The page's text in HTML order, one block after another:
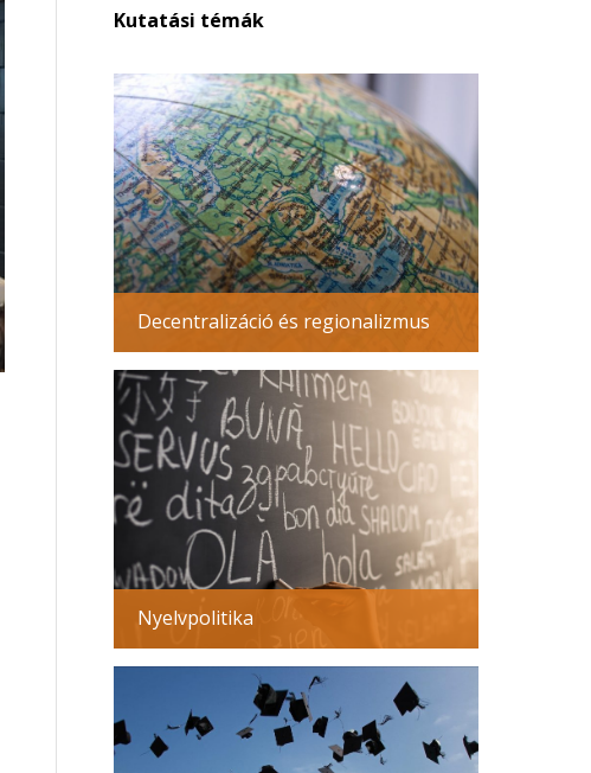
Kutatási témák
Decentralizáció és regionalizmus
Nyelvpolitika